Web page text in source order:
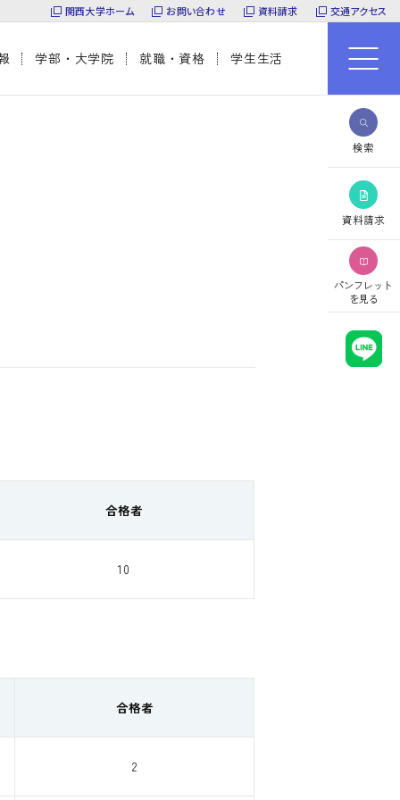
関西大学ホーム お問い合わせ 資料請求 交通アクセス
学部・大学院 就職・資格 学生生活
合格者
10
合格者
2
検索
資料請求
パンフレット
を見る